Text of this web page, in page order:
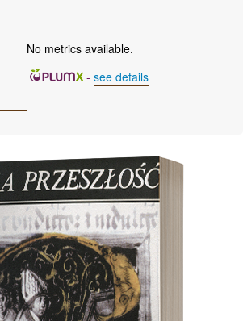
No metrics available.
- see details